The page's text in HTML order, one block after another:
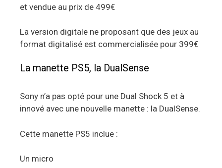
et vendue au prix de 499€
La version digitale ne proposant que des jeux au
format digitalisé est commercialisée pour 399€
La manette PS5, la DualSense
Sony n’a pas opté pour une Dual Shock 5 et à
innové avec une nouvelle manette : la DualSense.
Cette manette PS5 inclue :
Un micro